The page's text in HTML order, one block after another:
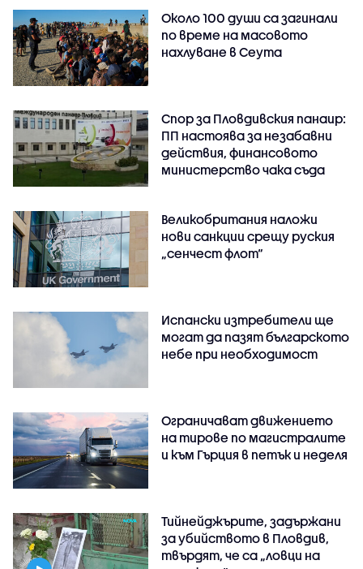
Около 100 души са загинали
по време на масовото
нахлуване в Сеута
Спор за Пловдивския панаир:
ПП настоява за незабавни
действия, финансовото
министерство чака съда
Великобритания наложи
нови санкции срещу руския
„сенчест флот“
Испански изтребители ще
могат да пазят българското
небе при необходимост
Ограничават движението
на тирове по магистралите
и към Гърция в петък и неделя
Тийнейджърите, задържани
за убийството в Пловдив,
твърдят, че са „ловци на